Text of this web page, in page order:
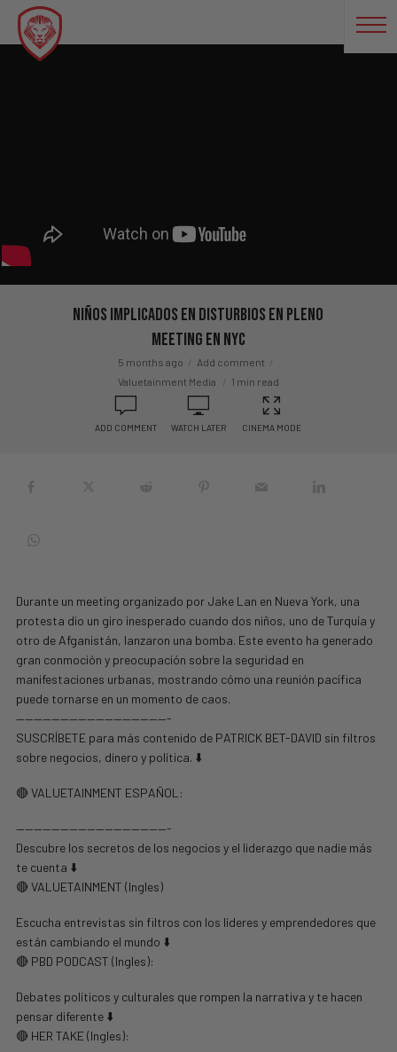
Niños implicados en disturbios en pleno
meeting en NYC
5 months ago
Add comment
Valuetainment Media
1 min read
ADD COMMENT WATCH LATER CINEMA MODE
Durante un meeting organizado por Jake Lan en Nueva York, una
protesta dio un giro inesperado cuando dos niños, uno de Turquía y
otro de Afganistán, lanzaron una bomba. Este evento ha generado
gran conmoción y preocupación sobre la seguridad en
manifestaciones urbanas, mostrando cómo una reunión pacífica
puede tornarse en un momento de caos.
—————————————————-
SUSCRÍBETE para más contenido de PATRICK BET-DAVID sin filtros
sobre negocios, dinero y política. ⬇️
🔴 VALUETAINMENT ESPAÑOL:
—————————————————-
Descubre los secretos de los negocios y el liderazgo que nadie más
te cuenta ⬇️
🔴 VALUETAINMENT (Ingles)
Escucha entrevistas sin filtros con los líderes y emprendedores que
están cambiando el mundo ⬇️
🔴 PBD PODCAST (Ingles):
Debates políticos y culturales que rompen la narrativa y te hacen
pensar diferente ⬇️
🔴 HER TAKE (Ingles):